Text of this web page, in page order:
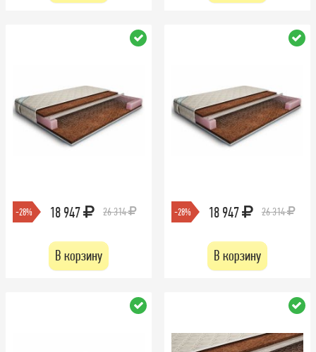
-28% 18 947 26 314
В корзину
-28% 18 947 26 314
В корзину